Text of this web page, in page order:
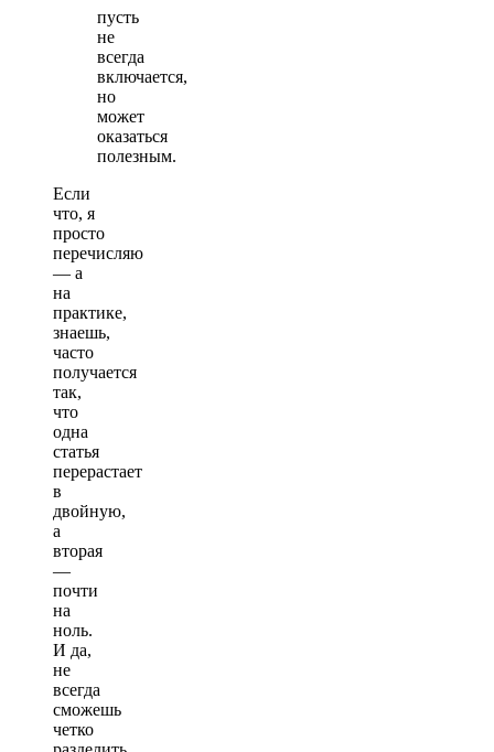
пусть
не
всегда
включается,
но
может
оказаться
полезным.
Если
что, я
просто
перечисляю
— а
на
практике,
знаешь,
часто
получается
так,
что
одна
статья
перерастает
в
двойную,
а
вторая
—
почти
на
ноль.
И да,
не
всегда
сможешь
четко